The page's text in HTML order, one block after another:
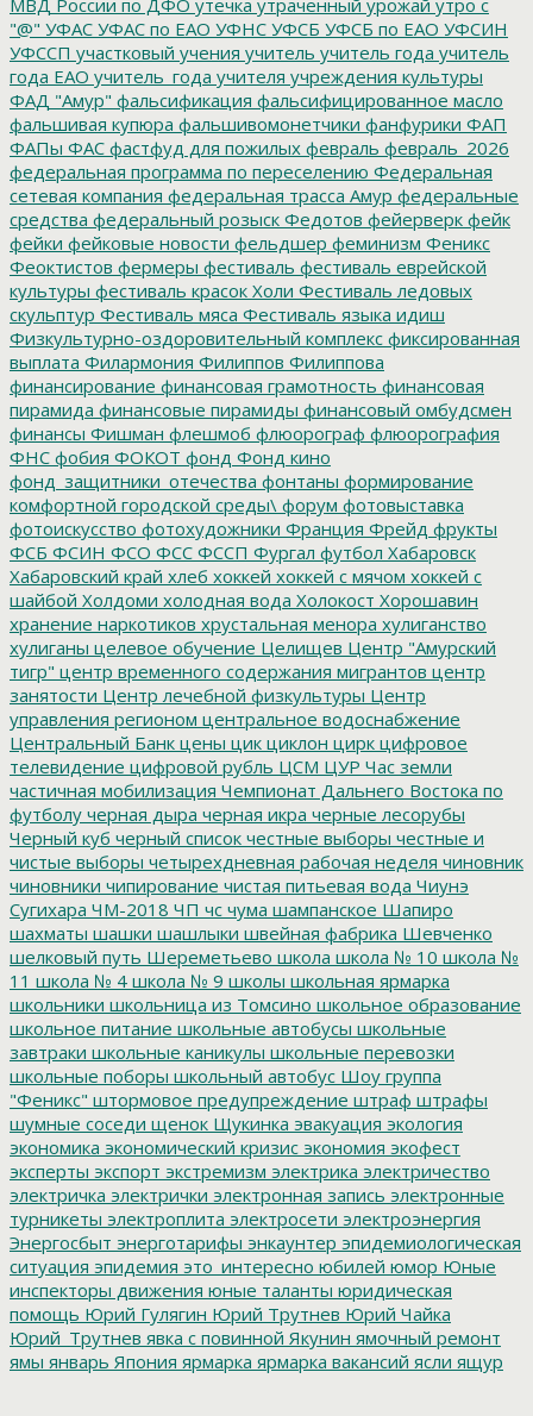
"@" УФАС УФАС по ЕАО УФНС УФСБ УФСБ по ЕАО УФСИН
УФССП участковый учения учитель учитель года учитель
года ЕАО учитель_года учителя учреждения культуры
ФАД "Амур" фальсификация фальсифицированное масло
фальшивая купюра фальшивомонетчики фанфурики ФАП
ФАПы ФАС фастфуд для пожилых февраль февраль_2026
федеральная программа по переселению Федеральная
сетевая компания федеральная трасса Амур федеральные
средства федеральный розыск Федотов фейерверк фейк
фейки фейковые новости фельдшер феминизм Феникс
Феоктистов фермеры фестиваль фестиваль еврейской
культуры фестиваль красок Холи Фестиваль ледовых
скульптур Фестиваль мяса Фестиваль языка идиш
Физкультурно-оздоровительный комплекс фиксированная
выплата Филармония Филиппов Филиппова
финансирование финансовая грамотность финансовая
пирамида финансовые пирамиды финансовый омбудсмен
финансы Фишман флешмоб флюорограф флюорография
ФНС фобия ФОКОТ фонд Фонд кино
фонд_защитники_отечества фонтаны формирование
комфортной городской среды\ форум фотовыставка
фотоискусство фотохудожники Франция Фрейд фрукты
ФСБ ФСИН ФСО ФСС ФССП Фургал футбол Хабаровск
Хабаровский край хлеб хоккей хоккей с мячом хоккей с
шайбой Холдоми холодная вода Холокост Хорошавин
хранение наркотиков хрустальная менора хулиганство
хулиганы целевое обучение Целищев Центр "Амурский
тигр" центр временного содержания мигрантов центр
занятости Центр лечебной физкультуры Центр
управления регионом центральное водоснабжение
Центральный Банк цены цик циклон цирк цифровое
телевидение цифровой рубль ЦСМ ЦУР Час земли
частичная мобилизация Чемпионат Дальнего Востока по
футболу черная дыра черная икра черные лесорубы
Черный куб черный список честные выборы честные и
чистые выборы четырехдневная рабочая неделя чиновник
чиновники чипирование чистая питьевая вода Чиунэ
Сугихара ЧМ-2018 ЧП чс чума шампанское Шапиро
шахматы шашки шашлыки швейная фабрика Шевченко
шелковый путь Шереметьево школа школа № 10 школа №
11 школа № 4 школа № 9 школы школьная ярмарка
школьники школьница из Томсино школьное образование
школьное питание школьные автобусы школьные
завтраки школьные каникулы школьные перевозки
школьные поборы школьный автобус Шоу группа
"Феникс" штормовое предупреждение штраф штрафы
шумные соседи щенок Щукинка эвакуация экология
экономика экономический кризис экономия экофест
эксперты экспорт экстремизм электрика электричество
электричка электрички электронная запись электронные
турникеты электроплита электросети электроэнергия
Энергосбыт энерготарифы энкаунтер эпидемиологическая
ситуация эпидемия это_интересно юбилей юмор Юные
инспекторы движения юные таланты юридическая
помощь Юрий Гулягин Юрий Трутнев Юрий Чайка
Юрий_Трутнев явка с повинной Якунин ямочный ремонт
ямы январь Япония ярмарка ярмарка вакансий ясли ящур